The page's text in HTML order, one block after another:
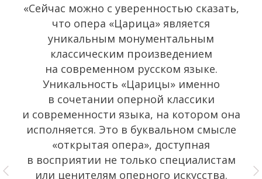
«Сейчас можно с уверенностью сказать,
что опера «Царица» является
уникальным монументальным
классическим произведением
на современном русском языке.
Уникальность «Царицы» именно
в сочетании оперной классики
и современности языка, на котором она
исполняется. Это в буквальном смысле
«открытая опера», доступная
в восприятии не только специалистам
или ценителям оперного искусства.